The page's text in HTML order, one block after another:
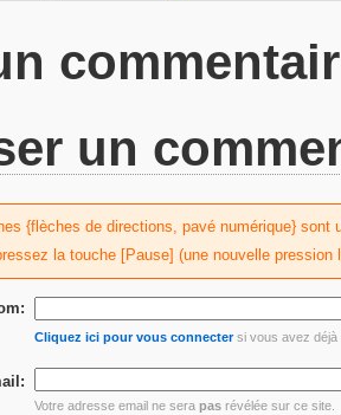
un
{flèches de directions, pavé numérique}
la touche [Pause] (une nouvelle pression
Cliquez ici pour vous connectersi vous avez déjà
Votre adresse email ne serapas révélée sur ce site.